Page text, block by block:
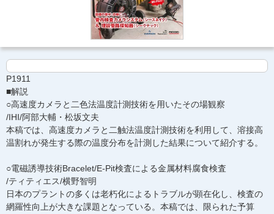
P1911
■解説
○高速度カメラと二色法温度計測技術を用いたその場観察
/IHI/阿部大輔・松坂文夫
本稿では、高速度カメラと二触法温度計測技術を利用して、溶接高
温割れが発生する際の温度分布を計測した結果について紹介する。
○電磁誘導技術Bracelet/E-Pit検査による金属材料腐食検査
/ティティエス/横野智明
日本のプラントの多くは老朽化によるトラブルが顕在化し、検査の
網羅性向上が大きな課題となっている。本稿では、限られた予算